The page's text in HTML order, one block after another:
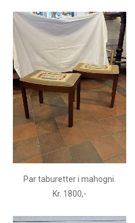
Par taburetter i mahogni.
Kr. 1800,-